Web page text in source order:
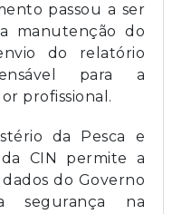
passou a ser
manutenção do
do relatório
para a
profissional.
da Pesca e
CIN permite a
do Governo
segurança na